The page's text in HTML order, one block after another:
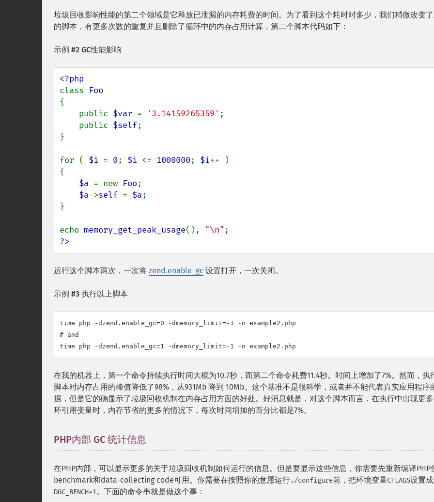
垃圾回收影响性能的第二个领域是它释放已泄漏的内存耗费的时间。为了看到这个耗时时多少，我们稍微改变
的脚本，有更多次数的重复并且删除了循环中的内存占用计算，第二个脚本代码如下：
示例 #2 GC性能影响
class
{
    public
$var = '3.14159265359' ;
    public
$self;
}
for ( $i = 0; $i <= 1000000; $i++ )
{
$a = new Foo;
$a->self = $a;
}
echo memory_get_peak_usage(), "\n"
?>
运行这个脚本两次，一次将 zend.enable_gc 设置打开，一次关闭。
示例 #3 执行以上脚本
time php -dzend.enable_gc=0 -dmemory_limit=-1 -n example2.php
# and
time php -dzend.enable_gc=1 -dmemory_limit=-1 -n example2.php
在我的机器上，第一个命令持续执行时间大概为10.7秒，而第二个命令耗费11.4秒。时间上增加了7%。然而，执
脚本时内存占用的峰值降低了98%，从931Mb 降到 10Mb。这个基准不是很科学，或者并不能代表真实应用程序
据，但是它的确显示了垃圾回收机制在内存占用方面的好处。好消息就是，对这个脚本而言，在执行中出现更
环引用变量时，内存节省的更多的情况下，每次时间增加的百分比都是7%。
PHP内部 GC 统计信息
在PHP内部，可以显示更多的关于垃圾回收机制如何运行的信息。但是要显示这些信息，你需要先重新编译PHP
benchmark和data-collecting code可用。你需要在按照你的意愿运行./configure前，把环境变量CFLAGS设置成
DGC_BENCH=1。下面的命令串就是做这个事：